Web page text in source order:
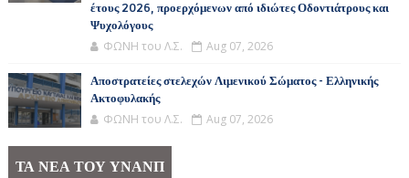
έτους 2026, προερχόμενων από ιδιώτες Οδοντιάτρους και
Ψυχολόγους
ΦΩΝΗ του Λ.Σ. Aug 07, 2026
Αποστρατείες στελεχών Λιμενικού Σώματος - Ελληνικής
Ακτοφυλακής
ΦΩΝΗ του Λ.Σ. Aug 07, 2026
ΤΑ ΝΕΑ ΤΟΥ ΥΝΑΝΠ